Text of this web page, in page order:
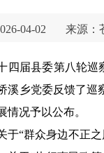
04-02 来源：
四届县委第八轮巡
溪乡党委反馈了巡
情况予以公布。
于“群众身边不正